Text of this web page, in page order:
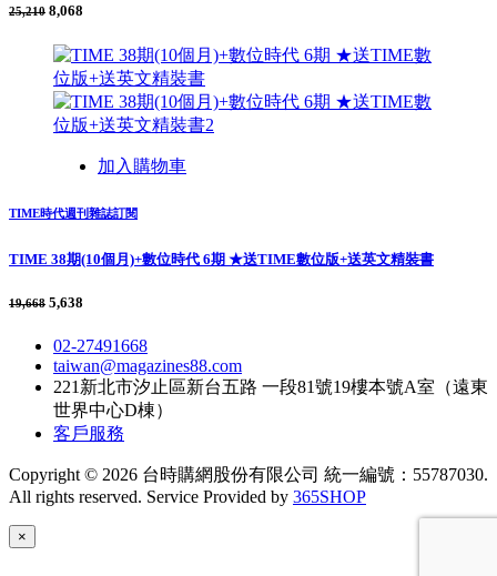
25,210 8,068
加入購物車
TIME時代週刊雜誌訂閱
TIME 38期(10個月)+數位時代 6期 ★送TIME數位版+送英文精裝書
19,668 5,638
02-27491668
taiwan@magazines88.com
221新北市汐止區新台五路 一段81號19樓本號A室（遠東
世界中心D棟）
客戶服務
Copyright © 2026 台時購網股份有限公司 統一編號：55787030.
All rights reserved. Service Provided by 365SHOP
×